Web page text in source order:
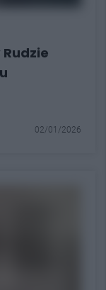
02/01/2026